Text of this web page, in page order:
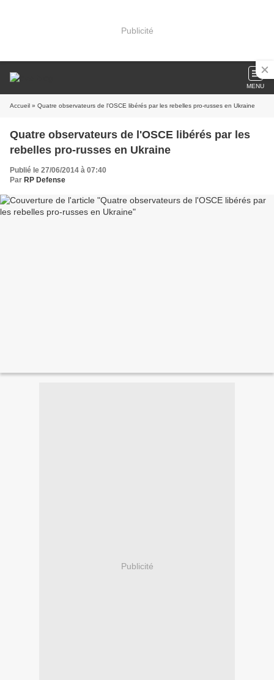
Publicité
MENU
Accueil » Quatre observateurs de l'OSCE libérés par les rebelles pro-russes en Ukraine
Quatre observateurs de l'OSCE libérés par les
rebelles pro-russes en Ukraine
Publié le 27/06/2014 à 07:40
Par RP Defense
Publicité